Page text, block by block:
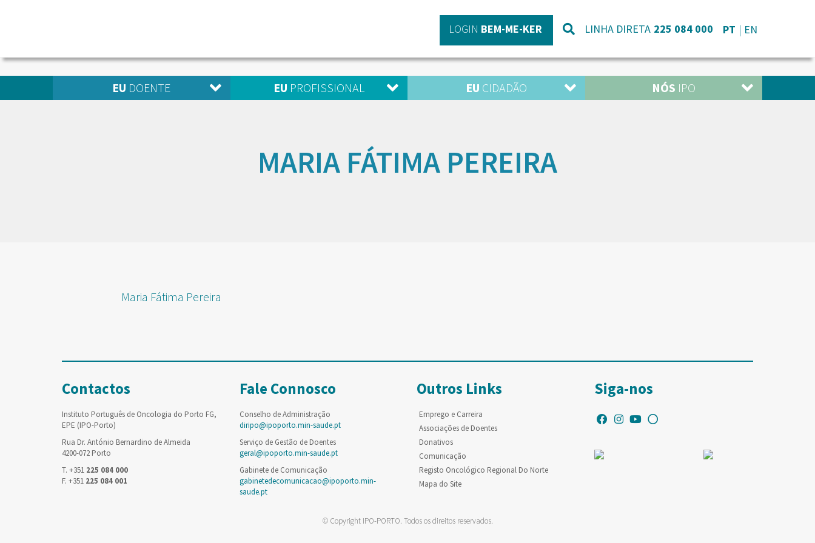
LOGIN BEM-ME-KER LINHA DIRETA 225 084 000 PT EN
EU DOENTE EU PROFISSIONAL EU CIDADÃO NÓS IPO
MARIA FÁTIMA PEREIRA
Maria Fátima Pereira
Contactos
Instituto Português de Oncologia do Porto FG,
EPE (IPO-Porto)
Rua Dr. António Bernardino de Almeida
4200-072 Porto
T. +351 225 084 000
F. +351 225 084 001
Fale Connosco
Conselho de Administração
diripo@ipoporto.min-saude.pt
Serviço de Gestão de Doentes
geral@ipoporto.min-saude.pt
Gabinete de Comunicação
gabinetedecomunicacao@ipoporto.min-
saude.pt
Outros Links
Emprego e Carreira
Associações de Doentes
Donativos
Comunicação
Registo Oncológico Regional Do Norte
Mapa do Site
Siga-nos
© Copyright IPO-PORTO. Todos os direitos reservados.